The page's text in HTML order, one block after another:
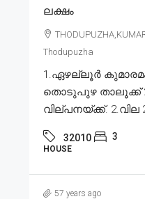
ലക്ഷം
Thodupuzha
1.ഏഴല്ലൂർ
തൊടുപുഴ താലൂക്ക്
വില്പനയ്ക്ക്. 2.വില
32010 3
HOUSE
57 years ago